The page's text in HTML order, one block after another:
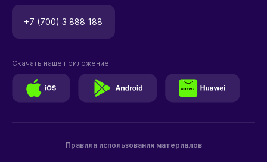
+7 (700) 3 888 188
Правила использования материалов
Скачать наше приложение